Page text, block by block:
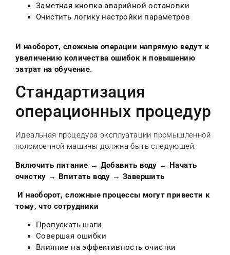
Заметная кнопка аварийной остановки
Очистить логику настройки параметров
И наоборот, сложные операции напрямую ведут к
увеличению количества ошибок и повышению
затрат на обучение.
Стандартизация
операционных процедур
Идеальная процедура эксплуатации промышленной
поломоечной машины должна быть следующей:
Включить питание → Добавить воду → Начать
очистку → Впитать воду → Завершить
И наоборот, сложные процессы могут привести к
тому, что сотрудники
Пропускать шаги
Совершая ошибки
Влияние на эффективность очистки